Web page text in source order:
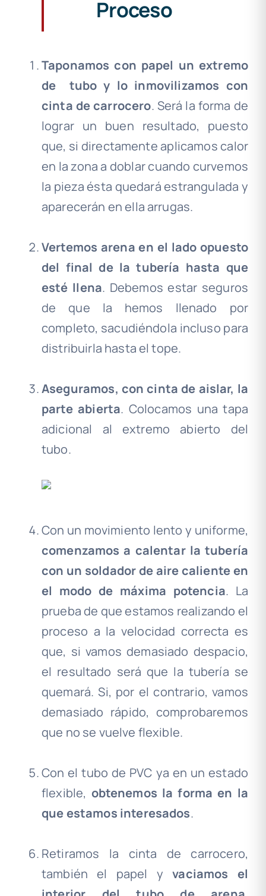
Proceso
Taponamos con papel un extremo
de
tubo y lo inmovilizamos con
cinta de carrocero. Será la forma de
lograr un buen resultado, puesto
que, si directamente aplicamos calor
en la zona a doblar cuando curvemos
la pieza ésta quedará estrangulada y
aparecerán en ella arrugas.
Vertemos arena en el lado opuesto
del final de la tubería hasta que
esté llena. Debemos estar seguros
de que la hemos llenado por
completo, sacudiéndola incluso para
distribuirla hasta el tope.
Aseguramos, con cinta de aislar, la
parte abierta. Colocamos una tapa
adicional al extremo abierto del
tubo.
Con un movimiento lento y uniforme,
comenzamos a calentar la tubería
con un soldador de aire caliente en
el modo de máxima potencia. La
prueba de que estamos realizando el
proceso a la velocidad correcta es
que, si vamos demasiado despacio,
el resultado será que la tubería se
quemará. Si, por el contrario, vamos
demasiado rápido, comprobaremos
que no se vuelve flexible.
Con el tubo de PVC ya en un estado
flexible, obtenemos la forma en la
que estamos interesados.
Retiramos la cinta de carrocero,
también el papel yvaciamos el